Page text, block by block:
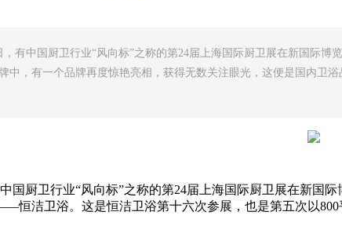
，有中国厨卫行业“风向标”之称的第24届上海国际厨卫展在新国际博
中，有一个品牌再度惊艳亮相，获得无数关注眼光，这便是国内卫浴
国厨卫行业“风向标”之称的第24届上海国际厨卫展在新
恒洁卫浴。这是恒洁卫浴第十六次参展，也是第五次以